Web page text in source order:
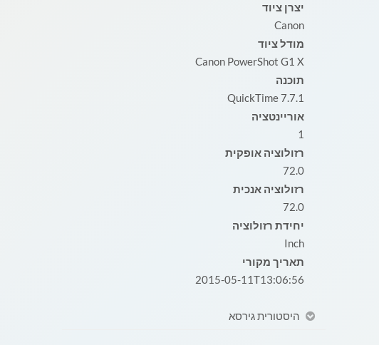
יצרן ציוד
Canon
מודל ציוד
Canon PowerShot G1 X
תוכנה
QuickTime 7.7.1
אוריינטציה
1
רזולוציה אופקית
72.0
רזולוציה אנכית
72.0
יחידת רזולוציה
Inch
תאריך מקורי
2015-05-11T13:06:56
היסטורית גירסא